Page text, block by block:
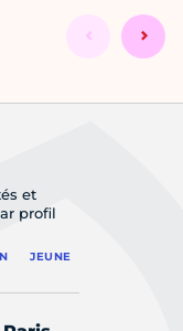
et
profil
JEUNE